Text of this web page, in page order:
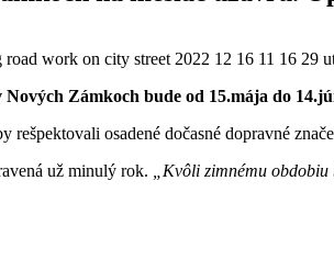
Zámkoch bude od 15.mája do
rešpektovali osadené dočasné dopravné
už minulý rok.
„Kvôli zimnému